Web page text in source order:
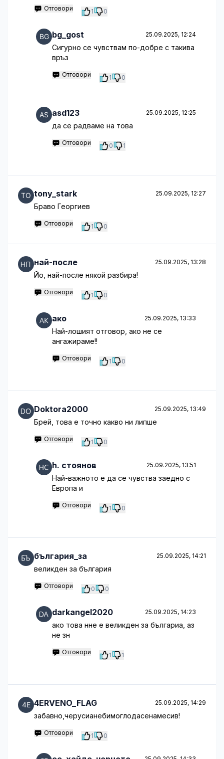
Отговори 1 0
bg_gost 25.09.2025, 12:24
Сигурно се чувствам по-добре с такива
връз
Отговори 1 0
asd123 25.09.2025, 12:25
да се радваме на това
Отговори 0 1
tony_stark 25.09.2025, 12:27
Браво Георгиев
Отговори 1 0
най-после 25.09.2025, 13:28
Йо, най-после някой разбира!
Отговори 1 0
ако 25.09.2025, 13:33
Най-лошият отговор, ако не се
ангажираме!!
Отговори 1 0
Doktora2000 25.09.2025, 13:49
Брей, това е точно какво ни липше
Отговори 1 0
h. стоянов 25.09.2025, 13:51
Най-важното е да се чувства заедно с
Европа и
Отговори 1 0
българия_за 25.09.2025, 14:21
великден за българия
Отговори 0 0
darkangel2020 25.09.2025, 14:23
ако това нне е великден за българиа, аз
не зн
Отговори 1 1
4ERVENO_FLAG 25.09.2025, 14:29
забавно,черусианебимоглодасенамесив!
Отговори 1 0